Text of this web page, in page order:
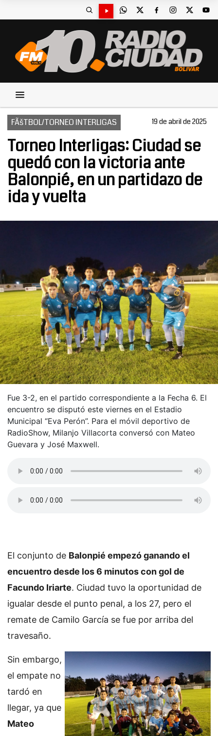
FÃšTBOL/TORNEO INTERLIGAS 19 de abril de 2025
Torneo Interligas: Ciudad se
quedó con la victoria ante
Balonpié, en un partidazo de
ida y vuelta
Fue 3-2, en el partido correspondiente a la Fecha 6. El
encuentro se disputó este viernes en el Estadio
Municipal “Eva Perón”. Para el móvil deportivo de
RadioShow, Milanjo Villacorta conversó con Mateo
Guevara y José Maxwell.
El conjunto de Balonpié empezó ganando el
encuentro desde los 6 minutos con gol de
Facundo Iriarte. Ciudad tuvo la oportunidad de
igualar desde el punto penal, a los 27, pero el
remate de Camilo García se fue por arriba del
travesaño.
Sin embargo,
el empate no
tardó en
llegar, ya que
Mateo